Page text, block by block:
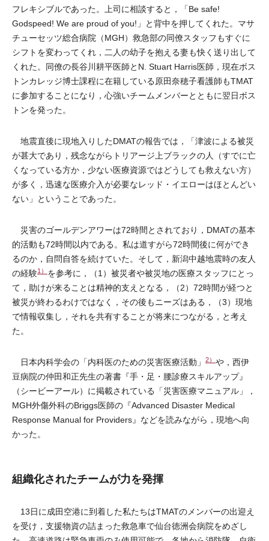
フレキシブルであった。上司に相談すると，「Be safe!
Godspeed! We are proud of you!」と背中を押してくれた。マサ
チューセッツ総合病院（MGH）救急部の同僚スタッフもすぐに
シフトを変わってくれ，二人の幼子を抱える妻も快く送り出して
くれた。同僚の長谷川耕平医師とN. Stuart Harris医師，現在ボス
トンカレッジ博士課程に在籍している原田奈穂子看護師もTMAT
に参加することになり，心強いチームメンバーとともに翌日ボス
トンを発った。
地震直後に現地入りしたDMATの報告では，「津波による被災
が甚大であり，残念ながらトリアージ上ブラックの人（すでに亡
くなっている方か，少ない医療資源ではどうしても救えない方）
が多く，迅速な医療介入が必要なレッド・イエローはほとんどい
ない」ということであった。
災害のゴールデンアワーは72時間とされており，DMATの基本
的活動も72時間以内である。私は道すがら72時間後に何ができ
るのか，自問自答を続けていた。そして，新潟中越地震時の友人
の経験1） を参考に，（1）被災者や被災地の医療スタッフにとっ
て，助けが来ることは精神的支えとなる，（2）72時間が経つと
被災が終わるわけではなく，その後もニーズはある，（3）現地
で情報収集し，それを共有することが将来につながる，と考え
た。
日本内科学会の「内科医のための災害医療活動」 2） や，西伊
豆病院の仲田和正先生の著書『手・足・腰診療スキルアップ』
（シービーアール）に掲載されている「災害医療マニュアル」，
MGH外傷外科のBriggs医師の『Advanced Disaster Medical
Response Manual for Providers』などを読みながら，現地へ向
かった。
組織化されたチームが力を発揮
13日に成田空港に到着した私たちはTMATのメンバーの出迎え
を受け，支援物資の詰まった救急車で仙台徳洲会病院をめざし